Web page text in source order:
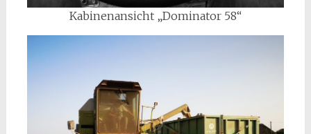
Kabinenansicht „Dominator 58“